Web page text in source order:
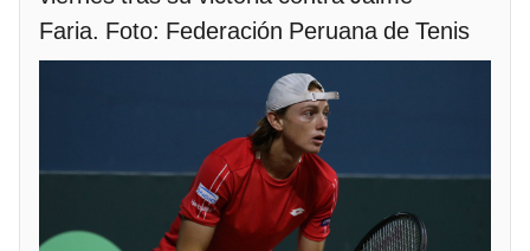
Faria. Foto: Federación Peruana de Tenis